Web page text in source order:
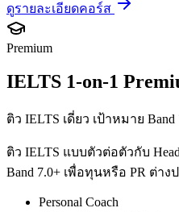
ดูรายละเอียดคอร์ส
Premium
IELTS 1-on-1
ติว IELTS เดี่ยว เป้าหมาย Band
ติว IELTS แบบตัวต่อตัวกับ
Band 7.0+ เพื่อทุนหรือ PR ต่าง
Personal Coach